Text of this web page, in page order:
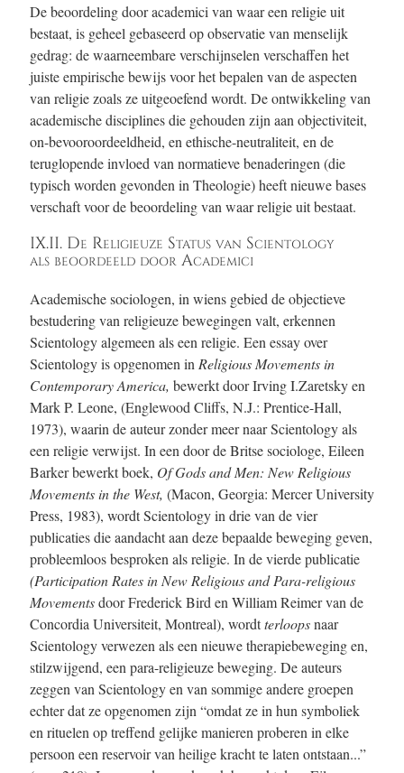
De beoordeling door academici van waar een religie uit
bestaat, is geheel gebaseerd op observatie van menselijk
gedrag: de waarneembare verschijnselen verschaffen het
juiste empirische bewijs voor het bepalen van de aspecten
van religie zoals ze uitgeoefend wordt. De ontwikkeling van
academische disciplines die gehouden zijn aan objectiviteit,
on-bevooroordeeldheid, en ethische-neutraliteit, en de
teruglopende invloed van normatieve benaderingen (die
typisch worden gevonden in Theologie) heeft nieuwe bases
verschaft voor de beoordeling van waar religie uit bestaat.
IX.II. De Religieuze Status van Scientology
als beoordeeld door Academici
Academische sociologen, in wiens gebied de objectieve
bestudering van religieuze bewegingen valt, erkennen
Scientology algemeen als een religie. Een essay over
Scientology is opgenomen in Religious Movements in
Contemporary America, bewerkt door Irving I.Zaretsky en
Mark P. Leone, (Englewood Cliffs, N.J.: Prentice-Hall,
1973), waarin de auteur zonder meer naar Scientology als
een religie verwijst. In een door de Britse sociologe, Eileen
Barker bewerkt boek, Of Gods and Men: New Religious
Movements in the West, (Macon, Georgia: Mercer University
Press, 1983), wordt Scientology in drie van de vier
publicaties die aandacht aan deze bepaalde beweging geven,
probleemloos besproken als religie. In de vierde publicatie
(Participation Rates in New Religious and Para-religious
Movementsdoor Frederick Bird en William Reimer van de
Concordia Universiteit, Montreal), wordtterloopsnaar
Scientology verwezen als een nieuwe therapiebeweging en,
stilzwijgend, een para-religieuze beweging. De auteurs
zeggen van Scientology en van sommige andere groepen
echter dat ze opgenomen zijn “omdat ze in hun symboliek
en rituelen op treffend gelijke manieren proberen in elke
persoon een reservoir van heilige kracht te laten ontstaan...”